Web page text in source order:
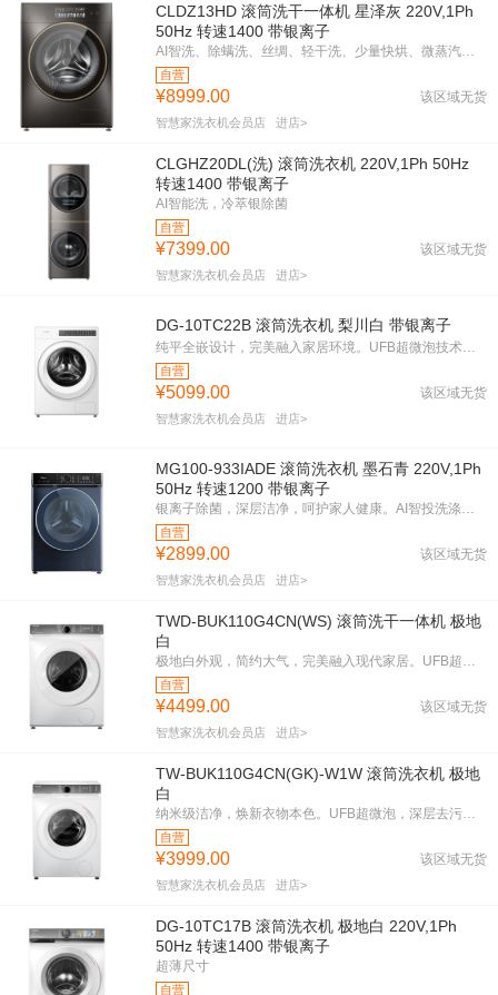
CLDZ13HD 滚筒洗干一体机 星泽灰 220V,1Ph
50Hz 转速1400 带银离子
自营
¥8999.00 该区域无货
智慧家洗衣机会员店 进店>
CLGHZ20DL(洗) 滚筒洗衣机 220V,1Ph 50Hz
转速1400 带银离子
AI智能洗，冷萃银除菌
自营
¥7399.00 该区域无货
智慧家洗衣机会员店 进店>
DG-10TC22B 滚筒洗衣机 梨川白 带银离子
自营
¥5099.00 该区域无货
智慧家洗衣机会员店 进店>
MG100-933IADE 滚筒洗衣机 墨石青 220V,1Ph
50Hz 转速1200 带银离子
自营
¥2899.00 该区域无货
智慧家洗衣机会员店 进店>
TWD-BUK110G4CN(WS) 滚筒洗干一体机 极地
白
自营
¥4499.00 该区域无货
智慧家洗衣机会员店 进店>
TW-BUK110G4CN(GK)-W1W 滚筒洗衣机 极地
白
自营
¥3999.00 该区域无货
智慧家洗衣机会员店 进店>
DG-10TC17B 滚筒洗衣机 极地白 220V,1Ph
50Hz 转速1400 带银离子
超薄尺寸
自营